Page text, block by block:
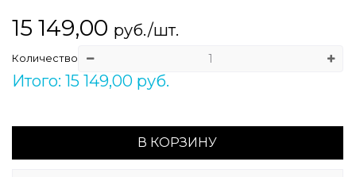
15 149,00 руб./шт.
Количество
Итого: 15 149,00 руб.
В КОРЗИНУ